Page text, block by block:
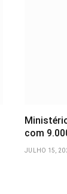
com
JULHO 15,